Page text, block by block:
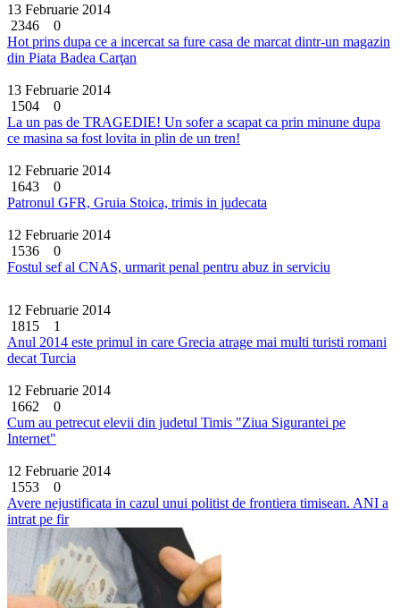
13 Februarie 2014
2346
0
Hot prins dupa ce a incercat sa fure casa de marcat dintr-un magazin
din Piata Badea Carţan
13 Februarie 2014
1504
0
La un pas de TRAGEDIE! Un sofer a scapat ca prin minune dupa
ce masina sa fost lovita in plin de un tren!
12 Februarie 2014
1643
0
Patronul GFR, Gruia Stoica, trimis in judecata
12 Februarie 2014
1536
0
Fostul sef al CNAS, urmarit penal pentru abuz in serviciu
12 Februarie 2014
1815
1
Anul 2014 este primul in care Grecia atrage mai multi turisti romani
decat Turcia
12 Februarie 2014
1662
0
Cum au petrecut elevii din judetul Timis "Ziua Sigurantei pe
Internet"
12 Februarie 2014
1553
0
Avere nejustificata in cazul unui politist de frontiera timisean. ANI a
intrat pe fir